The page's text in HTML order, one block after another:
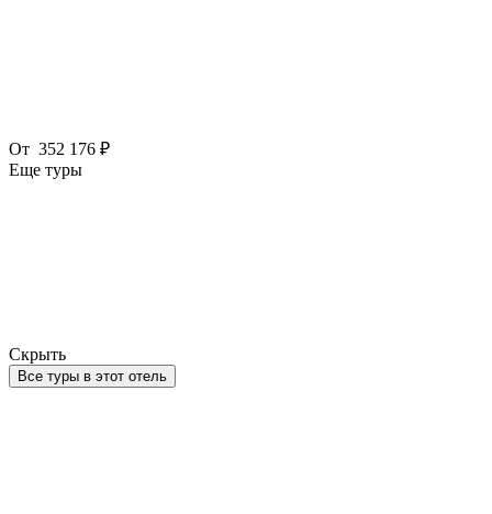
От 352 176 ₽
Еще туры
Скрыть
Все туры в этот отель